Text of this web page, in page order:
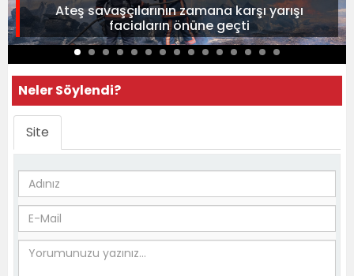
Ateş savaşçılarının zamana karşı yarışı
faciaların önüne geçti
Neler Söylendi?
Site